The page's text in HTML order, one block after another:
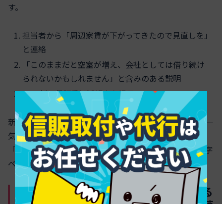
す。
担当者から「周辺家賃が下がってきたので見直しを」
と連絡
「このままだと空室が増え、会社としては借り続け
られないかもしれません」と含みのある説明
1〜2割の保証賃料減額案を提示
新築時にローン返済とトントンだった計画だと、ここで一
気に毎月数万円のマイナスに転落します。30年続くのは
「契約関係」であって、「家賃水準」ではない点を、数字
ベースで見ておく必要があります。
解約できない・違約金が重いと言われる